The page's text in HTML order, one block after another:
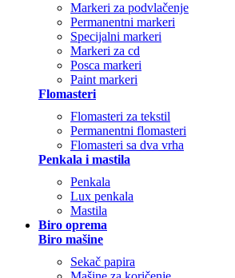
Markeri za podvlačenje
Permanentni markeri
Specijalni markeri
Markeri za cd
Posca markeri
Paint markeri
Flomasteri
Flomasteri za tekstil
Permanentni flomasteri
Flomasteri sa dva vrha
Penkala i mastila
Penkala
Lux penkala
Mastila
Biro oprema
Biro mašine
Sekač papira